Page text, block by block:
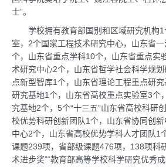
士”。
学校拥有教育部国别和区域研究机构1
室，2个国家工程技术研究中心，山东省
个，山东省重点学科10个，山东省重点实
术研究中心2个，山东省哲学社会科学规
点新型智库1个，山东省理论工程重点研
研究基地1个，山东省高校重点实验室3个
究基地2个，5个“十三五”山东省高校科研
校优势科研创新团队1个，山东省协同创
中心2个，山东省高校优势学科人才团队1
课题239项，省部级课题476项，138项科
术进步奖”“教育部高等学校科学研究优秀